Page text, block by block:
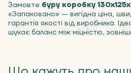
Замовте буру коробку
«Запаковано» — вигідна ціна,
гарантія якості від виробника.
шукає баланс між міцністю,